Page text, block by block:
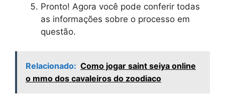
Pronto! Agora você pode conferir todas
as informações sobre o processo em
questão.
Relacionado: Como jogar saint seiya online
o mmo dos cavaleiros do zoodiaco